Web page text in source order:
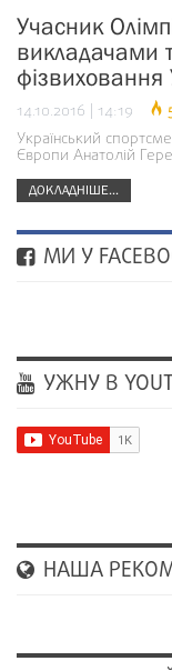
Учасник
викладачами
14.10.2016 | 14:19
Український
Європи Анатолій
ДОКЛАДНІШЕ...
МИ У
УЖНУ В
НАША